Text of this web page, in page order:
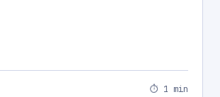
⏱ 1 min